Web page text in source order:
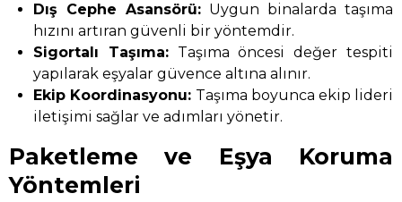
Dış Cephe Asansörü: Uygun binalarda taşıma
hızını artıran güvenli bir yöntemdir.
Sigortalı Taşıma:Taşıma öncesi değer tespiti
yapılarak eşyalar güvence altına alınır.
Ekip Koordinasyonu: Taşıma boyunca ekip lideri
iletişimi sağlar ve adımları yönetir.
Paketleme ve Eşya Koruma
Yöntemleri